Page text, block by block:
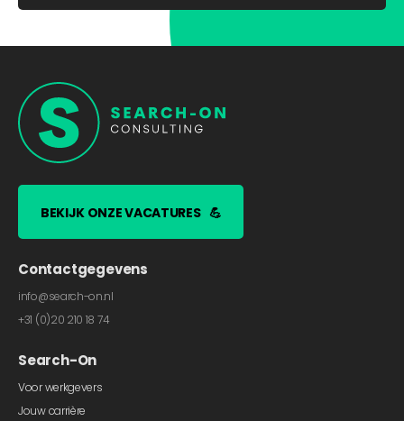
BEKIJK ONZE VACATURES 💪
Contactgegevens
info@search-on.nl
+31 (0)20 210 18 74
Search-On
Voor werkgevers
Jouw carrière